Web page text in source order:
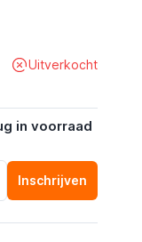
Uitverkocht
in voorraad
Inschrijven